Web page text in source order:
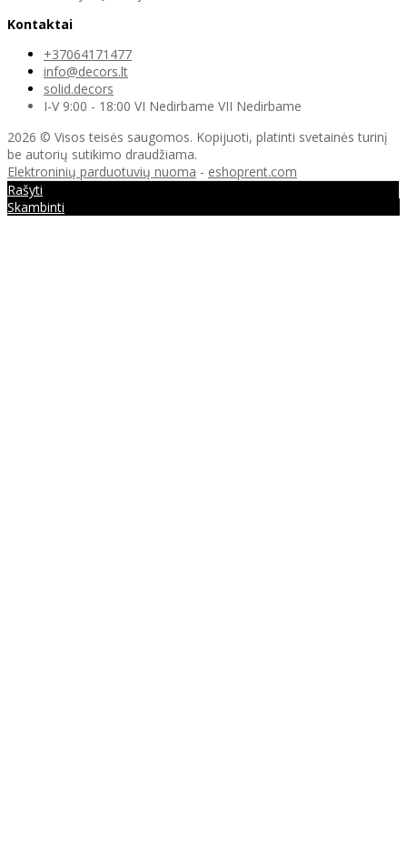
Kontaktai
+37064171477
info@decors.lt
solid.decors
I-V 9:00 - 18:00 VI Nedirbame VII Nedirbame
2026 © Visos teisės saugomos. Kopijuoti, platinti svetainės turinį
be autorių sutikimo draudžiama.
Elektroninių parduotuvių nuoma - eshoprent.com
Rašyti
Skambinti